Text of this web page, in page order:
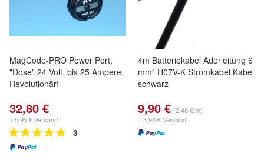
MagCode-PRO Power Port,
"Dose" 24 Volt, bis 25 Ampere.
Revolutionär!
32,80 €
+ 5,95 € Versand
3
4m Batteriekabel Aderleitung 6
mm² H07V-K Stromkabel Kabel
schwarz
9,90 € (2,48 €/m)
+ 3,90 € Versand